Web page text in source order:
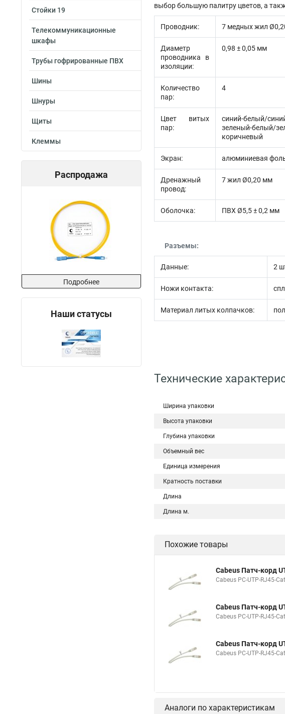
Стойки 19
Телекоммуникационные
шкафы
Трубы гофрированные ПВХ
Шины
Шнуры
Щиты
Клеммы
Распродажа
Подробнее
Наши статусы
выбор большую палитру цветов, а
Проводник: 7 медных жил
Диаметр
проводника в
изоляции:
0,98 ± 0,05 мм
Количество
пар:
4
Цвет витых
пар:
синий-белый/
зеленый-
коричневый
Экран: алюминиевая
Дренажный
провод:
7 жил Ø0,20 мм
Оболочка: ПВХ Ø5,5 ± 0,2 мм
Разъемы:
Данные: 2
Ножи контакта:
Материал литых колпачков:
Технические
Ширина упаковки
Высота упаковки
Глубина упаковки
Объемный вес
Единица измерения
Кратность поставки
Длина
Длина м.
Похожие товары
Cabeus Патч-корд
Cabeus PC-UTP-RJ45-
Cabeus Патч-корд
Cabeus PC-UTP-RJ45-
Cabeus Патч-корд
Cabeus PC-UTP-RJ45-
Аналоги по характеристикам